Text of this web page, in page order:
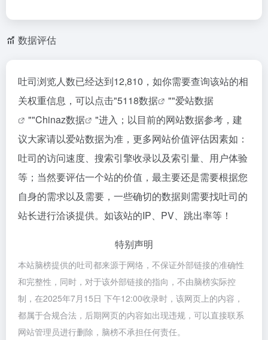
数据评估
吐司浏览人数已经达到12,810，如你需要查询该站的相
关权重信息，可以点击"5118数据 ""爱站数据
""Chinaz数据
"进入；以目前的网站数据参考，建
议大家请以爱站数据为准，更多网站价值评估因素如：
吐司的访问速度、搜索引擎收录以及索引量、用户体验
等；当然要评估一个站的价值，最主要还是需要根据您
自身的需求以及需要，一些确切的数据则需要找吐司的
站长进行洽谈提供。如该站的IP、PV、跳出率等！
特别声明
本站脑榜提供的吐司都来源于网络，不保证外部链接的准确性
和完整性，同时，对于该外部链接的指向，不由脑榜实际控
制，在2025年7月15日 下午12:00收录时，该网页上的内容，
都属于合规合法，后期网页的内容如出现违规，可以直接联系
网站管理员进行删除，脑榜不承担任何责任。